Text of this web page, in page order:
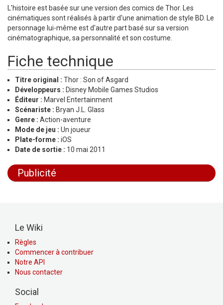
L'histoire est basée sur une version des comics de Thor. Les
cinématiques sont réalisés à partir d'une animation de style BD. Le
personnage lui-même est d'autre part basé sur sa version
cinématographique, sa personnalité et son costume.
Fiche technique
Titre original : Thor : Son of Asgard
Développeurs : Disney Mobile Games Studios
Éditeur : Marvel Entertainment
Scénariste : Bryan J.L. Glass
Genre : Action-aventure
Mode de jeu : Un joueur
Plate-forme : iOS
Date de sortie : 10 mai 2011
Publicité
Le Wiki
Règles
Commencer à contribuer
Notre API
Nous contacter
Social